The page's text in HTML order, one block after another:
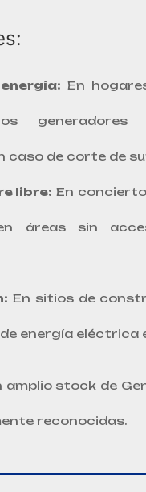
En
generadores
caso de corte de
libre: En
áreas sin
En sitios de
energía eléctrica
amplio stock de
reconocidas.